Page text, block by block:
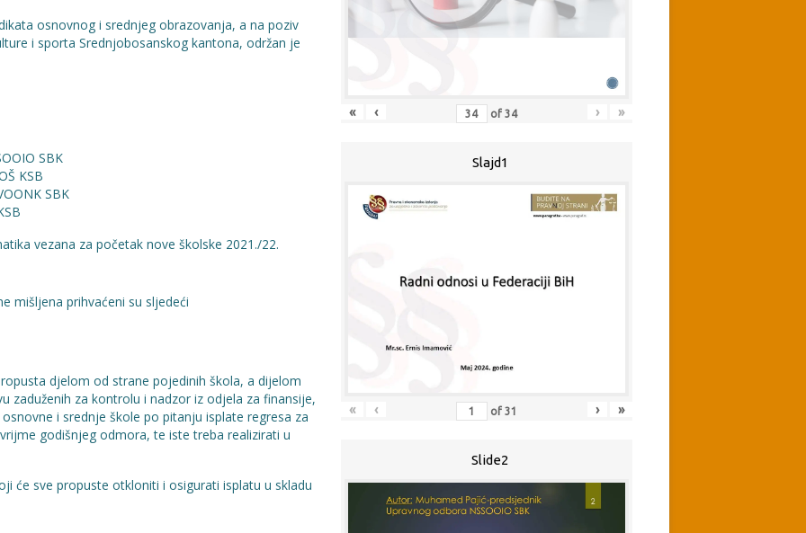
osnovnog i srednjeg obrazovanja, a na poziv
i sporta Srednjobosanskog kantona, održan je
SBK
KSB
SBK
vezana za početak nove školske 2021./22.
mišljena prihvaćeni su sljedeći
djelom od strane pojedinih škola, a dijelom
zaduženih za kontrolu i nadzor iz odjela za finansije,
i srednje škole po pitanju isplate regresa za
godišnjeg odmora, te iste treba realizirati u
će sve propuste otkloniti i osigurati isplatu u skladu
« ‹ of 34 › »
Slajd1
« ‹ of 31 › »
Slide2